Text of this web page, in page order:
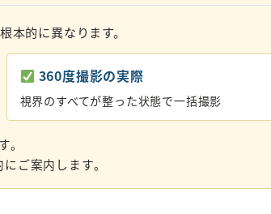
的に異なります。
360度撮影の実際
視界のすべてが整った状態で一括撮影
。
ご案内します。